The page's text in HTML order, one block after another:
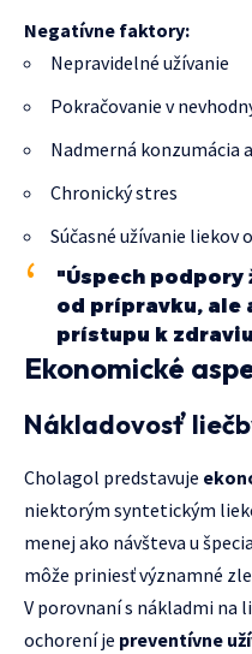
Negatívne faktory:
Nepravidelné užívanie
Pokračovanie v
Nadmerná konzumácia
Chronický stres
Súčasné užívanie liekov
"Úspech podpory
od prípravku, ale
prístupu k
Ekonomické
Nákladovosť
Cholagol predstavuje
niektorým syntetickým
menej ako návšteva u
môže priniesť významné
V porovnaní s nákladmi na
ochorení je preventívne